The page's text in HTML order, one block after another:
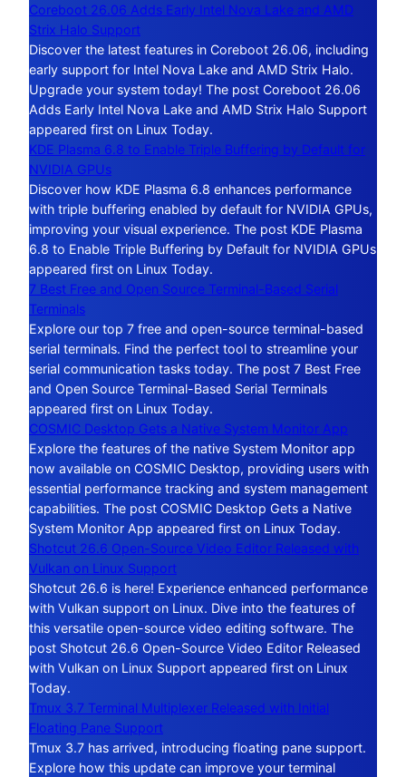
Coreboot 26.06 Adds Early Intel Nova Lake and AMD
Strix Halo Support
Discover the latest features in Coreboot 26.06, including
early support for Intel Nova Lake and AMD Strix Halo.
Upgrade your system today! The post Coreboot 26.06
Adds Early Intel Nova Lake and AMD Strix Halo Support
appeared first on Linux Today.
KDE Plasma 6.8 to Enable Triple Buffering by Default for
NVIDIA GPUs
Discover how KDE Plasma 6.8 enhances performance
with triple buffering enabled by default for NVIDIA GPUs,
improving your visual experience. The post KDE Plasma
6.8 to Enable Triple Buffering by Default for NVIDIA GPUs
appeared first on Linux Today.
7 Best Free and Open Source Terminal-Based Serial
Terminals
Explore our top 7 free and open-source terminal-based
serial terminals. Find the perfect tool to streamline your
serial communication tasks today. The post 7 Best Free
and Open Source Terminal-Based Serial Terminals
appeared first on Linux Today.
COSMIC Desktop Gets a Native System Monitor App
Explore the features of the native System Monitor app
now available on COSMIC Desktop, providing users with
essential performance tracking and system management
capabilities. The post COSMIC Desktop Gets a Native
System Monitor App appeared first on Linux Today.
Shotcut 26.6 Open-Source Video Editor Released with
Vulkan on Linux Support
Shotcut 26.6 is here! Experience enhanced performance
with Vulkan support on Linux. Dive into the features of
this versatile open-source video editing software. The
post Shotcut 26.6 Open-Source Video Editor Released
with Vulkan on Linux Support appeared first on Linux
Today.
Tmux 3.7 Terminal Multiplexer Released with Initial
Floating Pane Support
Tmux 3.7 has arrived, introducing floating pane support.
Explore how this update can improve your terminal